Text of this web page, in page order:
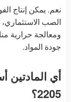
الصب الاستثماري،
ومعالجة حرارية
جودة المواد.
2205؟